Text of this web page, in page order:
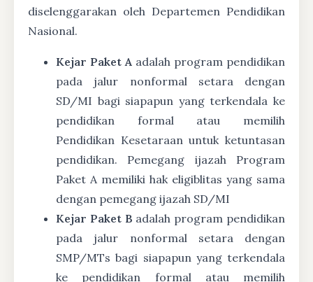
diselenggarakan oleh Departemen Pendidikan
Nasional.
Kejar Paket A adalah program pendidikan
pada jalur nonformal setara dengan
SD/MI bagi siapapun yang terkendala ke
pendidikan formal atau memilih
Pendidikan Kesetaraan untuk ketuntasan
pendidikan. Pemegang ijazah Program
Paket A memiliki hak eligiblitas yang sama
dengan pemegang ijazah SD/MI
Kejar Paket B adalah program pendidikan
pada jalur nonformal setara dengan
SMP/MTs bagi siapapun yang terkendala
ke pendidikan formal atau memilih